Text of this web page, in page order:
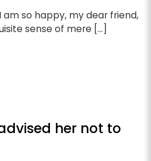
am so happy, my dear friend,
sense of mere […]
her not to